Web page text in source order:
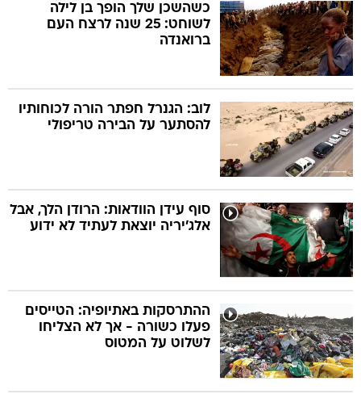
כשהשכן שלך הופך בן לילה
לשוחט: 25 שנה לרצח העם
ברואנדה
לוב: הגנרל חפתר הורה לכוחותיו
להסתער על הבירה טריפולי
סוף עידן הוודאות: הרודן הלך, אבל
אלג'יריה יוצאת לעתיד לא ידוע
ההתרסקות באתיופיה: הטייסים
פעלו כשורה - אך לא הצליחו
לשלוט על המטוס